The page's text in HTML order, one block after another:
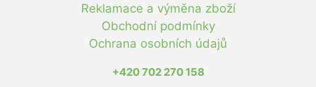
Reklamace a výměna zboží
Obchodní podmínky
Ochrana osobních údajů
+420 702 270 158